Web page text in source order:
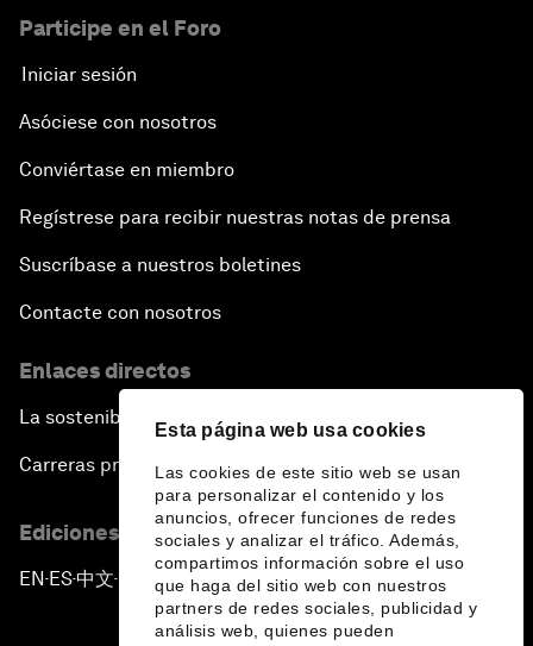
Esta página web usa cookies
Las cookies de este sitio web se usan
para personalizar el contenido y los
anuncios, ofrecer funciones de redes
sociales y analizar el tráfico. Además,
compartimos información sobre el uso
que haga del sitio web con nuestros
partners de redes sociales, publicidad y
análisis web, quienes pueden
Participe en el Foro
Iniciar sesión
Asóciese con nosotros
Conviértase en miembro
Regístrese para recibir nuestras notas de prensa
Suscríbase a nuestros boletines
Contacte con nosotros
Enlaces directos
La sostenibilidad en el Foro
Carreras profesionales
Ediciones en otros idiomas
EN ▪ES▪中文▪ 日本語